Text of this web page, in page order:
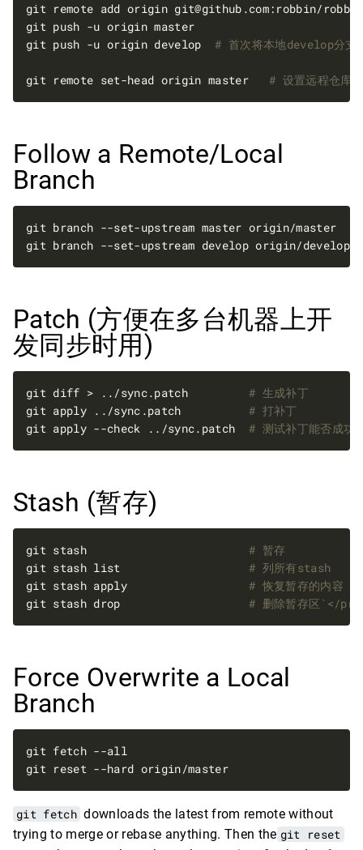
git remote add origin git@github.com:robbin/
git push -u origin
git push -u origin develop # 首次将本地develop分
git remote set-head origin master # 设置远程仓库
Follow a Remote/Local
Branch
git branch --set-upstream develop origin/develop`
Patch (方便在多台机器上开
发同步时用)
git diff > ../sync.patch # 生成补丁
git apply ../sync.patch # 打补丁
git apply --check ../sync.patch # 测试补丁能否成功
Stash (暂存)
git stash # 暂存
git stash list # 列所有stash
git stash apply # 恢复暂存的内容
git stash drop # 删除暂存区`</
Force Overwrite a Local
Branch
git fetch --all
git reset --hard origin/master
git fetch downloads the latest from remote without
trying to merge or rebase anything. Then the git reset